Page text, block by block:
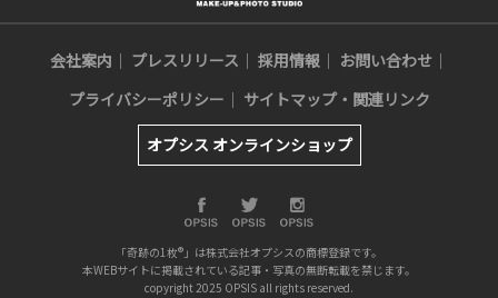
会社案内 プレスリリース 採用情報
お問い合わせ
プライバシーポリシー
サイトマップ・関連リンク
オプシス オンラインショップ
「奇跡の1枚®」は株式会社オプシスの商標登録です。
本WEBサイトに掲載されている記事・写真の無断転載を禁じます。
copyright 2025 OPSIS all rights reserved.